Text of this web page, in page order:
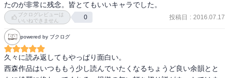
たのが非常に残念。皆とてもいいキャラでした。
ブクログレビューは
いいねできません
0 投稿日 : 2016.07.17
powered by ブクログ
久々に読み返してもやっぱり面白い。
西森作品はいつももう少し読んでいたくなるちょうど良い余韻とと